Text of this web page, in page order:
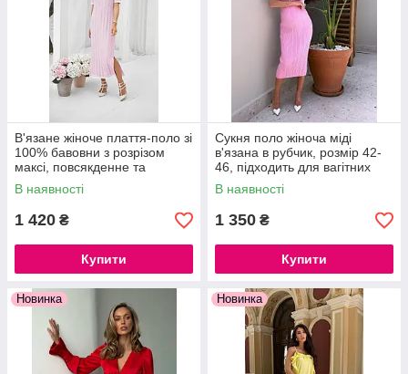
В'язане жіноче плаття-поло зі
100% бавовни з розрізом
максі, повсякденне та
офісне, розміри 42-46, 7
кольорів
В наявності
1 420 ₴
Купити
Сукня поло жіноча міді
в'язана в рубчик, розмір 42-
46, підходить для вагітних
В наявності
1 350 ₴
Купити
Новинка Новинка